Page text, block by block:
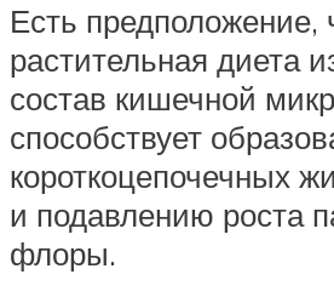
Есть предположение,
растительная диета
состав кишечной
способствует
короткоцепочечных
и подавлению роста
флоры.